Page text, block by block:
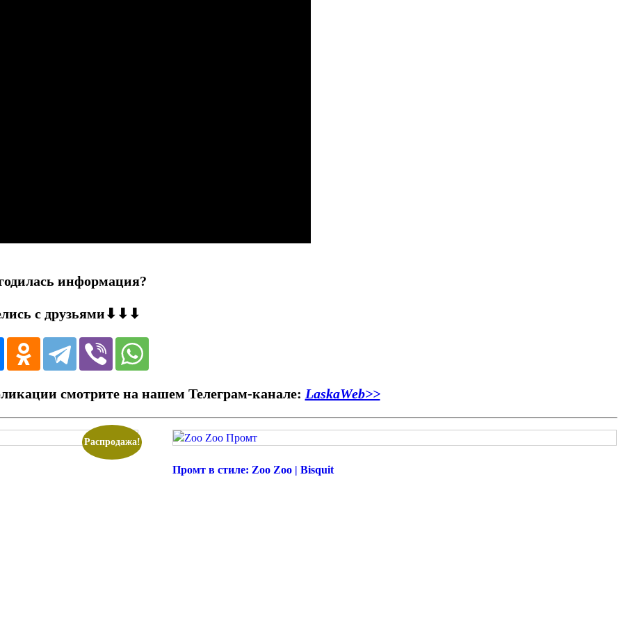
информация?
с друзьями⬇⬇⬇
смотрите на нашем Телеграм-канале: LaskaWeb>>
Распродажа!
Промт в стиле: Zoo Zoo | Bisquit